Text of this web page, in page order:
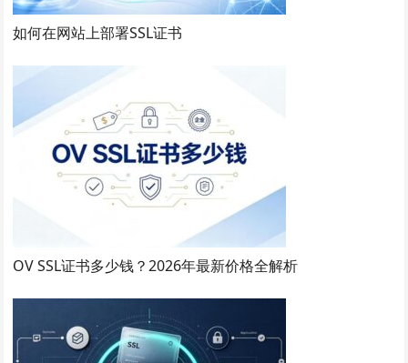
如何在网站上部署SSL证书
OV SSL证书多少钱？2026年最新价格全解析